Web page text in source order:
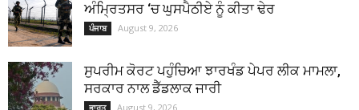
ਅੰਮ੍ਰਿਤਸਰ ‘ਚ ਘੁਸਪੈਠੀਏ ਨੂੰ ਕੀਤਾ ਢੇਰ
ਪੰਜਾਬ August 9, 2026
ਸੁਪਰੀਮ ਕੋਰਟ ਪਹੁੰਚਿਆ ਝਾਰਖੰਡ ਪੇਪਰ ਲੀਕ ਮਾਮਲਾ,
ਸਰਕਾਰ ਨਾਲ ਡੈੱਡਲਾਕ ਜਾਰੀ
ਭਾਰਤ August 9, 2026